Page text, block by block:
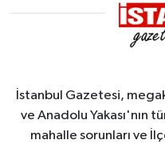
İstanbul Gazetesi,
ve Anadolu Yakası'nın
mahalle sorunları ve